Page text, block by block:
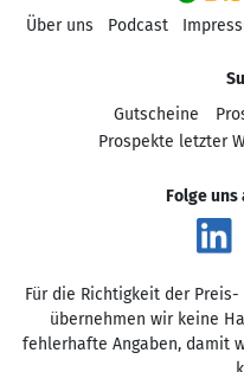
Über uns Podcast
Gutscheine
Prospekte letzter
Folge uns
Für die Richtigkeit der
übernehmen wir keine
fehlerhafte Angaben, damit